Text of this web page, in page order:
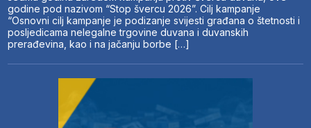
godine pod nazivom “Stop švercu 2026”. Cilj kampanje
“Osnovni cilj kampanje je podizanje svijesti građana o štetnosti i
posljedicama nelegalne trgovine duvana i duvanskih
prerađevina, kao i na jačanju borbe […]